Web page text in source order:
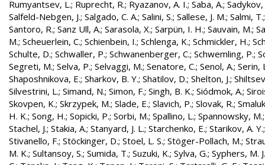
Rumyantsev, L.; Ruprecht, R.; Ryazanov, A. I.; Saba, A.; Sadykov,
Salfeld-Nebgen, J.; Salgado, C. A.; Salini, S.; Sallese, J. M.; Salmi, T.
Santoro, R.; Sanz Ull, A.; Sarasola, X.; Sarpün, I. H.; Sauvain, M.;
M.; Scheuerlein, C.; Schienbein, I.; Schlenga, K.; Schmickler, H.;
Schulte, D.; Schwaller, P.; Schwanenberger, C.; Schwemling, P.;
Segreti, M.; Selva, P.; Selvaggi, M.; Senatore, C.; Senol, A.; Serin,
Shaposhnikova, E.; Sharkov, B. Y.; Shatilov, D.; Shelton, J.;
Silvestrini, L.; Simand, N.; Simon, F.; Singh, B. K.; Siódmok, A.;
Skovpen, K.; Skrzypek, M.; Slade, E.; Slavich, P.; Slovak, R.;
H. K.; Song, H.; Sopicki, P.; Sorbi, M.; Spallino, L.; Spannowsky, M.
Stachel, J.; Stakia, A.; Stanyard, J. L.; Starchenko, E.; Starikov, A. Y.
Stivanello, F.; Stöckinger, D.; Stoel, L. S.; Stöger-Pollach, M.;
M. K.; Sultansoy, S.; Sumida, T.; Suzuki, K.; Sylva, G.; Syphers, M. J.